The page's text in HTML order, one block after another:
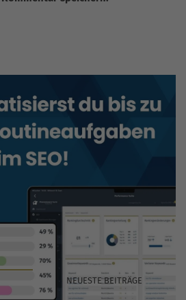
NEUESTEBEITRÄGE